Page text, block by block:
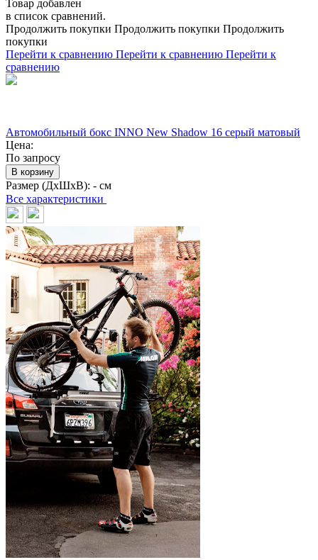
Товар добавлен
в список сравнений.
Продолжить покупки Продолжить покупки Продолжить
покупки
Перейти к сравнению Перейти к сравнению Перейти к
сравнению
Автомобильный бокс INNO New Shadow 16 серый матовый
Цена:
По запросу
В корзину
Размер (ДхШхВ): - см
Все характеристики